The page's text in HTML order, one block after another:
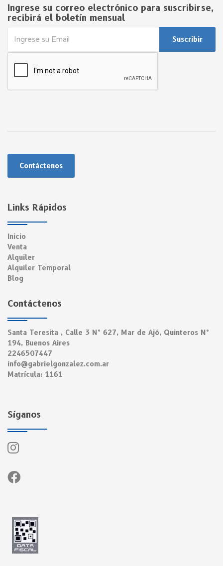
Ingrese su correo electrónico para suscribirse,
recibirá el boletín mensual
Suscribir
Contáctenos
Links Rápidos
Inicio
Venta
Alquiler
Alquiler Temporal
Blog
Contáctenos
Santa Teresita , Calle 3 N° 627, Mar de Ajó, Quinteros N°
194, Buenos Aires
2246507447
info@gabrielgonzalez.com.ar
Matrícula: 1161
Síganos